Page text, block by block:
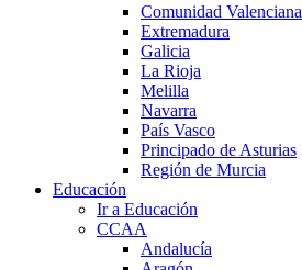
Comunidad Valenciana
Extremadura
Galicia
La Rioja
Melilla
Navarra
País Vasco
Principado de Asturias
Región de Murcia
Educación
Ir a Educación
CCAA
Andalucía